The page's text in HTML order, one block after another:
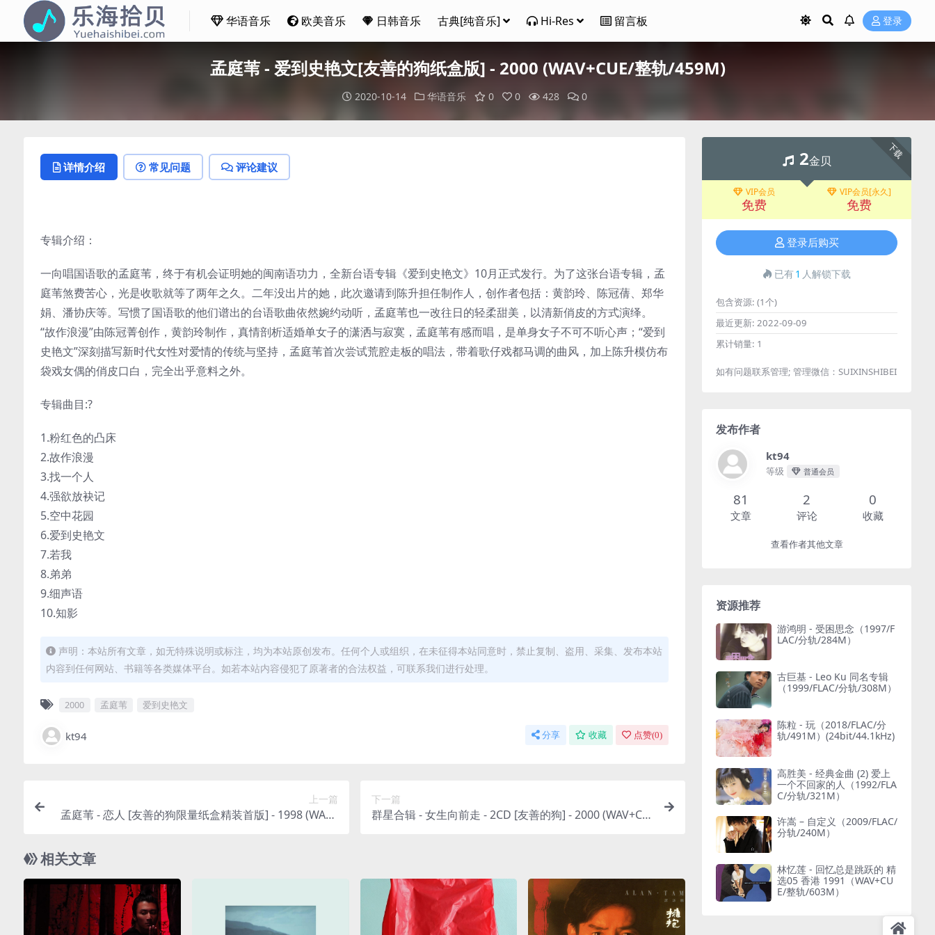
华语音乐 欧美音乐 日韩音乐 古典[纯音乐] Hi-Res 留言板 登录
孟庭苇 - 爱到史艳文[友善的狗纸盒版] - 2000 (WAV+CUE/整轨/459M)
2020-10-14 华语音乐 0 0 428 0
详情介绍 常见问题 评论建议
专辑介绍：
一向唱国语歌的孟庭苇，终于有机会证明她的闽南语功力，全新台语专辑《爱到史艳文》10月正式发行。为了这张台语专辑，孟
庭苇煞费苦心，光是收歌就等了两年之久。二年没出片的她，此次邀请到陈升担任制作人，创作者包括：黄韵玲、陈冠蒨、郑华
娟、潘协庆等。写惯了国语歌的他们谱出的台语歌曲依然婉约动听，孟庭苇也一改往日的轻柔甜美，以清新俏皮的方式演绎。
“故作浪漫”由陈冠菁创作，黄韵玲制作，真情剖析适婚单女子的潇洒与寂寞，孟庭苇有感而唱，是单身女子不可不听心声；“爱到
史艳文”深刻描写新时代女性对爱情的传统与坚持，孟庭苇首次尝试荒腔走板的唱法，带着歌仔戏都马调的曲风，加上陈升模仿布
袋戏女偶的俏皮口白，完全出乎意料之外。
专辑曲目:?
1.粉红色的凸床
2.故作浪漫
3.找一个人
4.强欲放袂记
5.空中花园
6.爱到史艳文
7.若我
8.弟弟
9.细声语
10.知影
声明：本站所有文章，如无特殊说明或标注，均为本站原创发布。任何个人或组织，在未征得本站同意时，禁止复制、盗用、采集、发布本站
内容到任何网站、书籍等各类媒体平台。如若本站内容侵犯了原著者的合法权益，可联系我们进行处理。
2000 孟庭苇 爱到史艳文
kt94 分享 收藏 点赞(0)
上一篇
孟庭苇 - 恋人 [友善的狗限量纸盒精装首版] - 1998 (WAV+
下一篇
群星合辑 - 女生向前走 - 2CD [友善的狗] - 2000 (WAV+CU
相关文章
下载
2金贝
VIP会员
免费
VIP会员[永久]
免费
登录后购买
已有1 人解锁下载
包含资源: (1个)
最近更新: 2022-09-09
累计销量: 1
如有问题联系管理; 管理微信：SUIXINSHIBEI
发布作者
kt94
等级 普通会员
81
文章
2
评论
0
收藏
查看作者其他文章
资源推荐
游鸿明 - 受困思念（1997/F
LAC/分轨/284M）
古巨基 - Leo Ku 同名专辑
（1999/FLAC/分轨/308M）
陈粒 - 玩（2018/FLAC/分
轨/491M）(24bit/44.1kHz)
高胜美 - 经典金曲 (2) 爱上
一个不回家的人（1992/FLA
C/分轨/321M）
许嵩 – 自定义（2009/FLAC/
分轨/240M）
林忆莲 - 回忆总是跳跃的 精
选05 香港 1991（WAV+CU
E/整轨/603M）